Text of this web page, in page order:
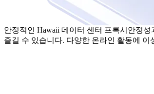
안정적인 Hawaii 데이터 센터 프록시 안정성
즐길 수 있습니다. 다양한 온라인 활동에 이